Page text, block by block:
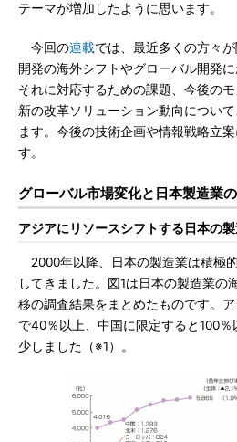
テーマが増加したように思います。
今回の連載では、最近多くの方々
開発の海外シフトやグローバル開発
それに対応するための課題、今後の
新の改革ソリューション動向につい
ます。今後の技術企画や情報戦略立
す。
グローバル市場変化と日本製造業
アジアにリソースシフトする日本の
2000年以降、日本の製造業は積極
してきました。図1は日本の製造業の
移の調査結果をまとめたものです。
で40％以上、中国に限定すると100
少しました（※1）。